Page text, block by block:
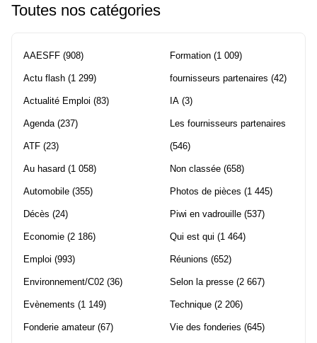
Toutes nos catégories
AAESFF (908)
Actu flash (1 299)
Actualité Emploi (83)
Agenda (237)
ATF (23)
Au hasard (1 058)
Automobile (355)
Décès (24)
Economie (2 186)
Emploi (993)
Environnement/C02 (36)
Evènements (1 149)
Fonderie amateur(67)
Formation (1 009)
fournisseurs partenaires (42)
IA (3)
Les fournisseurs partenaires
(546)
Non classée (658)
Photos de pièces (1 445)
Piwi en vadrouille (537)
Qui est qui (1 464)
Réunions (652)
Selon la presse (2 667)
Technique (2 206)
Vie des fonderies (645)